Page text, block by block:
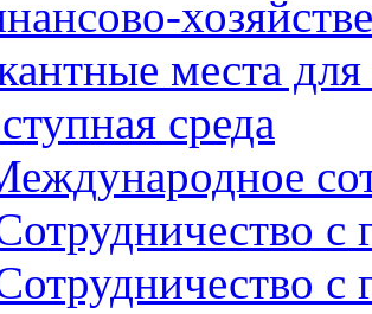
места для
среда
с